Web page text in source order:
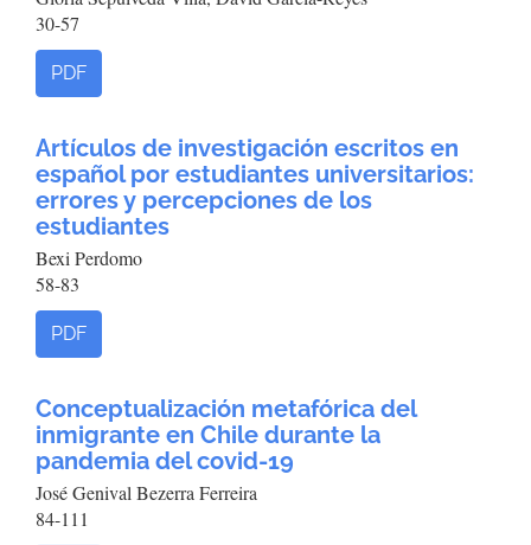
30-57
PDF
Artículos de investigación escritos en
español por estudiantes universitarios:
errores y percepciones de los
estudiantes
Bexi Perdomo
58-83
PDF
Conceptualización metafórica del
inmigrante en Chile durante la
pandemia del covid-19
José Genival Bezerra Ferreira
84-111